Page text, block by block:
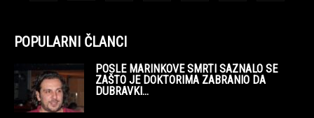
POPULARNI ČLANCI
POSLE MARINKOVE SMRTI SAZNALO SE
ZAŠTO JE DOKTORIMA ZABRANIO DA
DUBRAVKI...